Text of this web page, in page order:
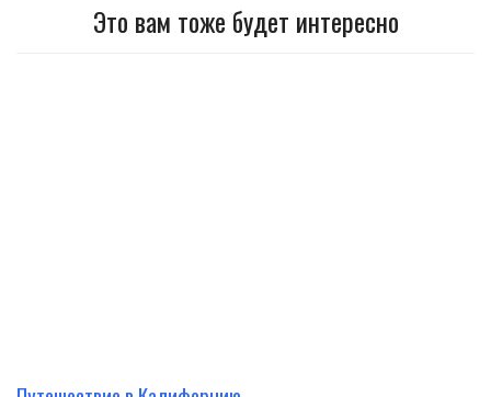
Это вам тоже будет интересно